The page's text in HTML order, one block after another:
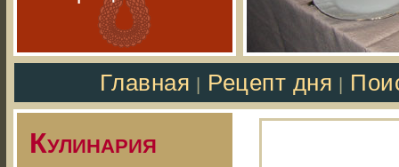
Главная Рецепт дня
Кулинария